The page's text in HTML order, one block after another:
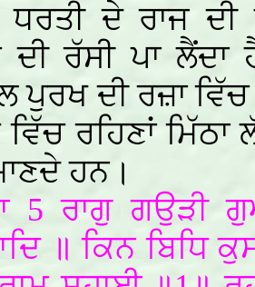
ਧਰਤੀ ਦੇ ਰਾਜ
ਦੀ ਰੱਸੀ ਪਾ
ਪੁਰਖ ਦੀ ਰਜ਼ਾ
ਰਹਿਣਾਂ
ਹਨ।
5 ਰਾਗੁ ਗਉੜੀ
॥ ਕਿਨ ਬਿਧਿ